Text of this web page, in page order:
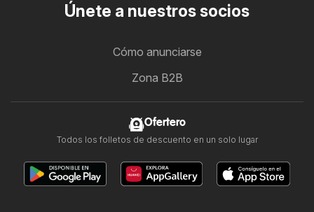
Únete a nuestros socios
Cómo anunciarse
Zona B2B
Ofertero
Todos los folletos de descuento en un solo lugar